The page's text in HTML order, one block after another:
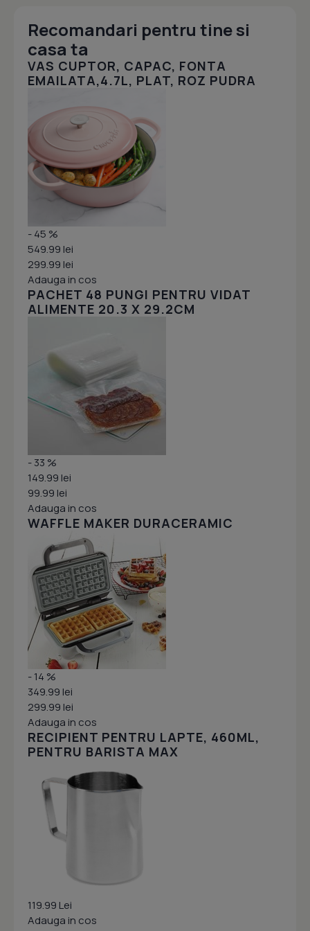
Recomandari pentru tine si
casa ta
VAS CUPTOR, CAPAC, FONTA
EMAILATA,4.7L, PLAT, ROZ PUDRA
- 45 %
549.99 lei
299.99 lei
Adauga in cos
PACHET 48 PUNGI PENTRU VIDAT
ALIMENTE 20.3 X 29.2CM
- 33 %
149.99 lei
99.99 lei
Adauga in cos
WAFFLE MAKER DURACERAMIC
- 14 %
349.99 lei
299.99 lei
Adauga in cos
RECIPIENT PENTRU LAPTE, 460ML,
PENTRU BARISTA MAX
119.99 Lei
Adauga in cos